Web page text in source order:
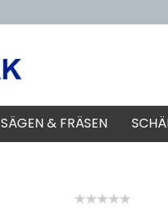
SÄGEN & FRÄSEN